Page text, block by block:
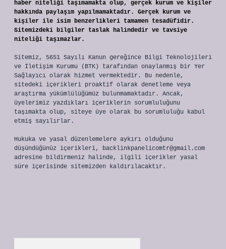
haber niteliği taşımamakta olup, gerçek kurum ve kişiler
hakkında paylaşım yapılmamaktadır. Gerçek kurum ve
kişiler ile isim benzerlikleri tamamen tesadüfidir.
Sitemizdeki bilgiler taslak halindedir ve tavsiye
niteliği taşımazlar.
Sitemiz, 5651 Sayılı Kanun gereğince Bilgi Teknolojileri
ve İletişim Kurumu (BTK) tarafından onaylanmış bir Yer
Sağlayıcı olarak hizmet vermektedir. Bu nedenle,
sitedeki içerikleri proaktif olarak denetleme veya
araştırma yükümlülüğümüz bulunmamaktadır. Ancak,
üyelerimiz yazdıkları içeriklerin sorumluluğunu
taşımakta olup, siteye üye olarak bu sorumluluğu kabul
etmiş sayılırlar.
Hukuka ve yasal düzenlemelere aykırı olduğunu
düşündüğünüz içerikleri, backlinkpanelicomtr@gmail.com
adresine bildirmeniz halinde, ilgili içerikler yasal
süre içerisinde sitemizden kaldırılacaktır.